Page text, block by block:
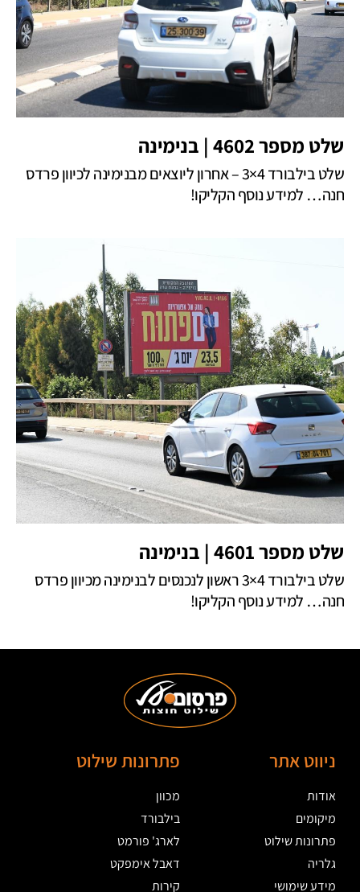
שלט מספר 4602 | בנימינה
שלט בילבורד 4×3 – אחרון ליוצאים מבנימינה לכיוון פרדס
חנה… למידע נוסף הקליקו!
שלט מספר 4601 | בנימינה
שלט בילבורד 4×3 ראשון לנכנסים לבנימינה מכיוון פרדס
חנה… למידע נוסף הקליקו!
ניווט אתר
אודות
מיקומים
פתרונות שילוט
גלריה
מידע שימושי
פתרונות שילוט
מכוון
בילבורד
לארג' פורמט
דאבל אימפקט
קירות